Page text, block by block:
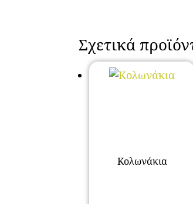
Σχετικά
Κολωνάκια